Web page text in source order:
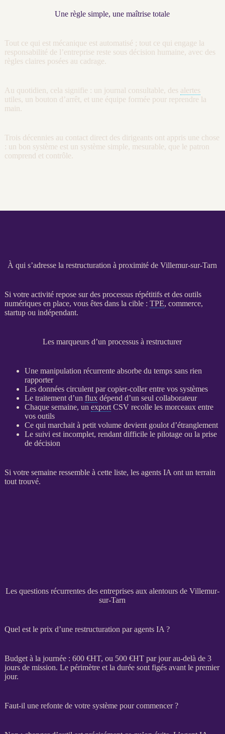
Une règle simple, une maîtrise totale
Tout ce qui est mécanique est automatisé ; tout ce qui engage la
responsabilité de l’entreprise reste sous décision humaine, avec des
règles claires posées au cadrage.
Au quotidien, cela signifie : un journal consultable, des alertes
utiles, un bouton d’arrêt, et une équipe formée pour reprendre la
main.
Trois décennies au contact direct des dirigeants ont appris une chose
: un bon système est un système simple, mesurable, que le patron
comprend et contrôle.
À qui s’adresse la restructuration à proximité de Villemur-sur-Tarn
Si votre activité repose sur des processusrépétitifs et des outils
numériques en place, vous êtes dans la cible : TPE, commerce,
startup ou indépendant.
Les marqueurs d’un processus à restructurer
Une manipulation récurrente absorbe du temps sans rien
rapporter
Les donnéescirculent par copier-coller entre vos systèmes
Le traitement d’un fluxdépend d’un seul collaborateur
Chaque semaine, un exportCSV recolle les morceaux entre
vos outils
Ce qui marchait à petit volume devient goulot d’étranglement
Le suivi est incomplet, rendant difficile le pilotageou la prise
de décision
Si votre semaine ressemble à cette liste, les agents IA ont un terrain
tout trouvé.
Les questions récurrentes des entreprises aux alentours de Villemur-
sur-Tarn
Quel est le prix d’une restructuration par agents IA ?
Budget à la journée : 600 €HT, ou 500 €HTpar jour au-delà de 3
jours de mission. Le périmètre et la durée sont figés avant le premier
jour.
Faut-il une refonte de votre système pour commencer ?